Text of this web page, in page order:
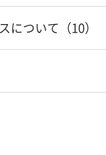
にコグニフォトベースを使
ロックの解除方法を知りた
トベースに登録している店
のユーザIDであるメールア
会社、店舗・拠点、アカウ
トベースの案件作成から画
ンからコグニフォトベース
件に画像や見積書を登録す
ベースで画像が見つからな
英数、半角ハイフン"-"の
したい
修正したい
会社、店舗・拠点、アカウ
ントの登録方法を知りたい
英数、半角ハイフン"-"の
ンから連携すると案件が見
について（10）
ースの使用状況を確認したい